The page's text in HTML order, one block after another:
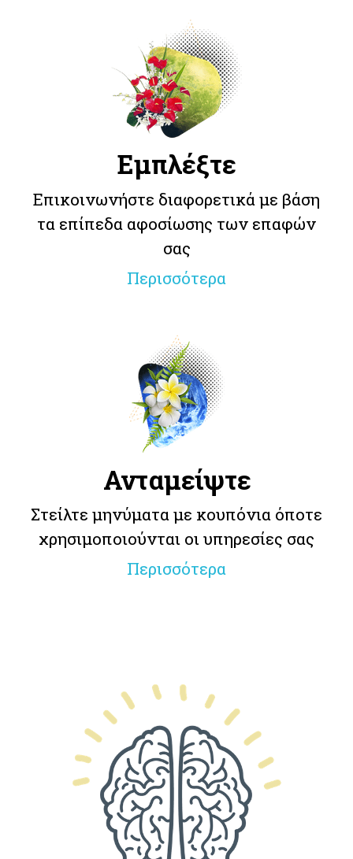
Εμπλέξτε
Επικοινωνήστε διαφορετικά με βάση
τα επίπεδα αφοσίωσης των επαφών
σας
Περισσότερα
Ανταμείψτε
Στείλτε μηνύματα με κουπόνια όποτε
χρησιμοποιούνται οι υπηρεσίες σας
Περισσότερα